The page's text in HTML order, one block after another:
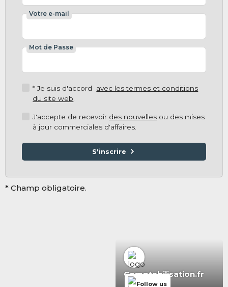
Votre e-mail
Mot de Passe
* Je suis d'accord avec les termes et conditions
du site web
J'accepte de recevoir des nouvelles ou des mises
à jour commerciales d'affaires.
S'inscrire
* Champ obligatoire.
Comptabilisation.fr
Follow us